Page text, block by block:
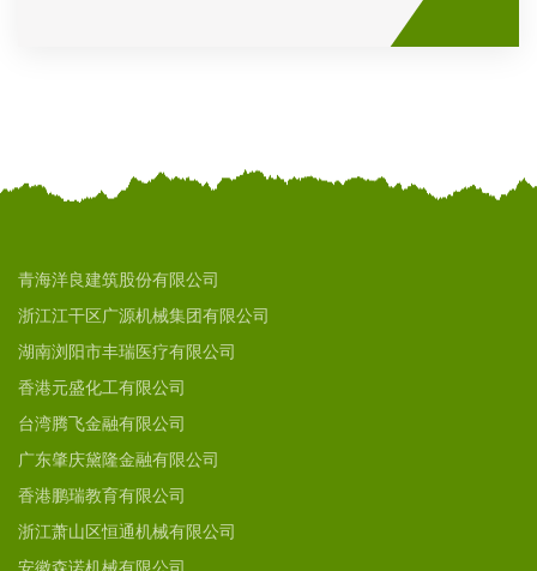
青海洋良建筑股份有限公司
浙江江干区广源机械集团有限公司
湖南浏阳市丰瑞医疗有限公司
香港元盛化工有限公司
台湾腾飞金融有限公司
广东肇庆黛隆金融有限公司
香港鹏瑞教育有限公司
浙江萧山区恒通机械有限公司